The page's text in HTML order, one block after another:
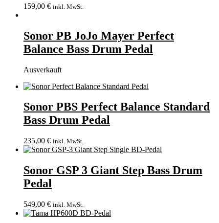
159,00 € inkl. MwSt.
Sonor PB JoJo Mayer Perfect
Balance Bass Drum Pedal
Ausverkauft
Sonor PBS Perfect Balance Standard
Bass Drum Pedal
235,00 € inkl. MwSt.
Sonor GSP 3 Giant Step Bass Drum
Pedal
549,00 € inkl. MwSt.